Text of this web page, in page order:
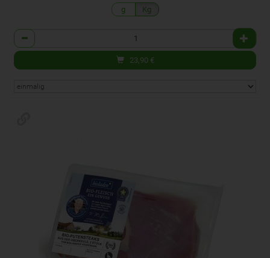
g Kg
Anzahl
23,90 €